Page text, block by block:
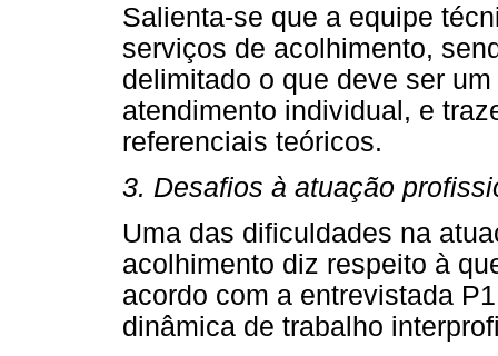
Salienta-se que a equipe
serviços de acolhimento,
delimitado o que deve ser
atendimento individual, e
referenciais teóricos.
3. Desafios à atuação
Uma das dificuldades na
acolhimento diz respeito à
acordo com a entrevistada
dinâmica de trabalho